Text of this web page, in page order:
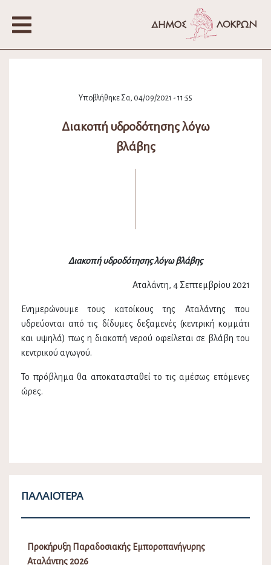
Υποβλήθηκε Σα, 04/09/2021 - 11:55
Διακοπή υδροδότησης λόγω
βλάβης
Διακοπή υδροδότησης λόγω βλάβης
Αταλάντη, 4 Σεπτεμβρίου 2021
Ενημερώνουμε τους κατοίκους της Αταλάντης που
υδρεύονται από τις δίδυμες δεξαμενές (κεντρική κομμάτι
και υψηλά) πως η διακοπή νερού οφείλεται σε βλάβη του
κεντρικού αγωγού.
Το πρόβλημα θα αποκατασταθεί το τις αμέσως επόμενες
ώρες.
ΠΑΛΑΙΌΤΕΡΑ
Προκήρυξη Παραδοσιακής Εμποροπανήγυρης
Αταλάντης 2026